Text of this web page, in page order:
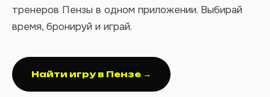
тренеров Пензы в одном приложении. Выбирай
время, бронируй и играй.
Найти игру в Пензе →